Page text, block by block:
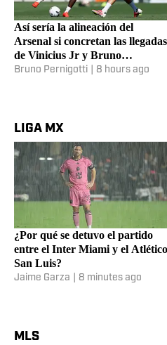
Así sería la alineación del
Arsenal si concretan las llegadas
de Vinicius Jr y Bruno
Guimarães
Bruno Pernigotti 8 hours ago
LIGA MX
¿Por qué se detuvo el partido
entre el Inter Miami y el Atlético
San Luis?
Jaime Garza 8 minutes ago
MLS